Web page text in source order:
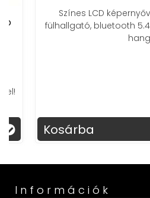
Színes LCD képernyővel
fülhallgató, bluetooth 5.4
Kosárba
Információk